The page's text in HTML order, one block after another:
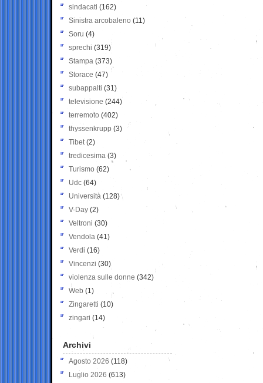
sindacati (162)
Sinistra arcobaleno (11)
Soru (4)
sprechi (319)
Stampa (373)
Storace (47)
subappalti (31)
televisione(244)
terremoto (402)
thyssenkrupp (3)
Tibet(2)
tredicesima (3)
Turismo (62)
Udc (64)
Università (128)
V-Day (2)
Veltroni (30)
Vendola (41)
Verdi (16)
Vincenzi (30)
violenza sulle donne (342)
Web (1)
Zingaretti (10)
zingari (14)
Archivi
Agosto 2026 (118)
Luglio 2026 (613)